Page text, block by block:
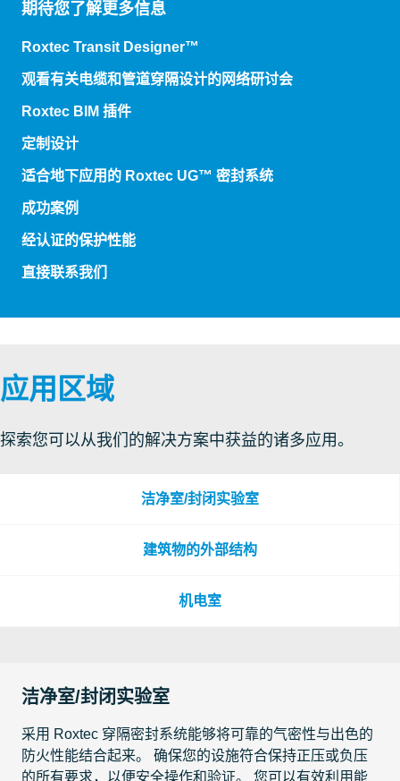
期待您了解更多信息
Roxtec Transit Designer™
观看有关电缆和管道穿隔设计的网络研讨会
Roxtec BIM 插件
定制设计
适合地下应用的 Roxtec UG™ 密封系统
成功案例
经认证的保护性能
直接联系我们
应用区域
探索您可以从我们的解决方案中获益的诸多应用。
洁净室/封闭实验室
建筑物的外部结构
机电室
洁净室/封闭实验室
采用 Roxtec 穿隔密封系统能够将可靠的气密性与出色的
防火性能结合起来。 确保您的设施符合保持正压或负压
的所有要求，以便安全操作和验证。 您可以有效利用能